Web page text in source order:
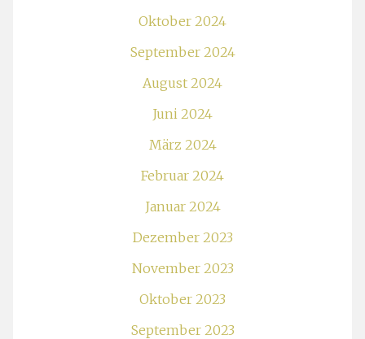
Oktober 2024
September 2024
August 2024
Juni 2024
März 2024
Februar 2024
Januar 2024
Dezember 2023
November 2023
Oktober 2023
September 2023